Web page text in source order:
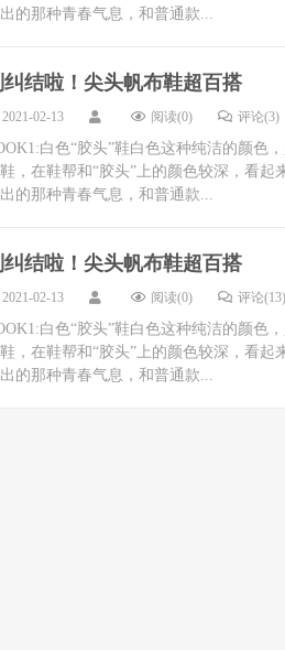
的那种青春气息，和普通款...
纠结啦！尖头帆布鞋超百搭
2021-02-13 阅读(0) 评论(3)
白色“胶头”鞋白色这种纯洁的颜色
，在鞋帮和“胶头”上的颜色较深，看起
的那种青春气息，和普通款...
纠结啦！尖头帆布鞋超百搭
2021-02-13 阅读(0) 评论(13)
白色“胶头”鞋白色这种纯洁的颜色
，在鞋帮和“胶头”上的颜色较深，看起
的那种青春气息，和普通款...